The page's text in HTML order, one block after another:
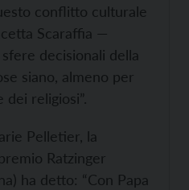
conflitto culturale
Scaraffia —
decisionali della
siano, almeno per
religiosi”.
Pelletier, la
Ratzinger
ha detto: “Con Papa